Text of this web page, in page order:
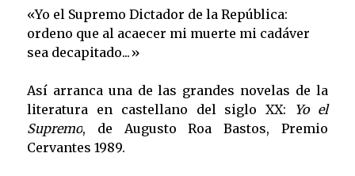
«Yo el Supremo Dictador de la República:
ordeno que al acaecer mi muerte mi cadáver
sea decapitado...»
Así arranca una de las grandes novelas de la
literatura en castellano del siglo XX: Yo el
Supremo, de Augusto Roa Bastos, Premio
Cervantes 1989.